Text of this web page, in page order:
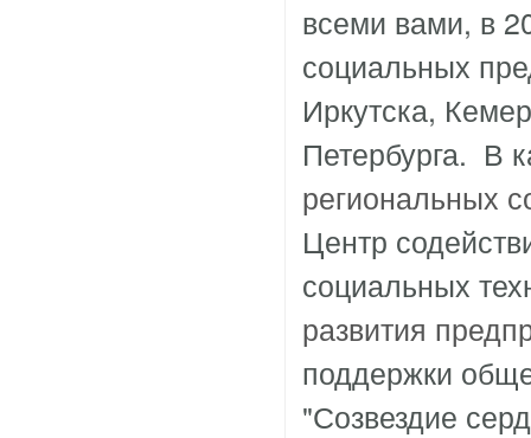
всеми вами, в
социальных
Иркутска,
Петербурга. В
региональных
Центр
социальных
развития
поддержки
"Созвездие